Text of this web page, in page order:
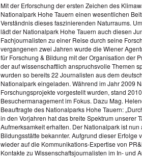
Mit der Erforschung der ersten Zeichen des
Nationalpark Hohe Tauern einen wesentlichen
Verständnis dieses faszinierenden Naturraums.
lädt der Nationalpark Hohe Tauern auch diesen
Fachjournalisten zu einer Reise durch seine
vergangenen zwei Jahren wurde die Wiener
für Forschung & Bildung mit der Organisation der
der auf wissenschaftlich anspruchsvolle Themen
wurden so bereits 22 Journalisten aus dem
Nationalpark eingeladen. Während im Jahr 2009
Forschungsprojekte vorgestellt wurden, stand
Besuchermanagement im Fokus. Dazu Mag.
Beauftragte des Nationalparks Hohe Tauern:
in den Vorjahren hat das breite Spektrum unserer
Aufmerksamkeit erhalten. Der Nationalpark ist
Bildungsstätte bekannter. Aufgrund dieser Erfolge
wieder auf die Kommunikations-Expertise von
Kontakte zu Wissenschaftsjournalisten im In- und